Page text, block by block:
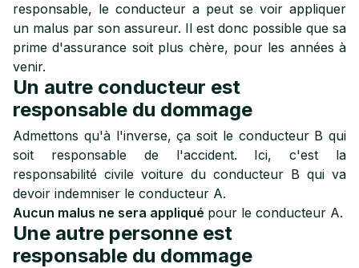
responsable, le conducteur a peut se voir appliquer
un malus par son assureur. Il est donc possible que sa
prime d'assurance soit plus chère, pour les années à
venir.
Un autre conducteur est
responsable du dommage
Admettons qu'à l'inverse, ça soit le conducteur B qui
soit responsable de l'accident. Ici, c'est la
responsabilité civile voiture du conducteur B qui va
devoir indemniser le conducteur A.
Aucun malus ne sera appliqué pour le conducteur A.
Une autre personne est
responsable du dommage